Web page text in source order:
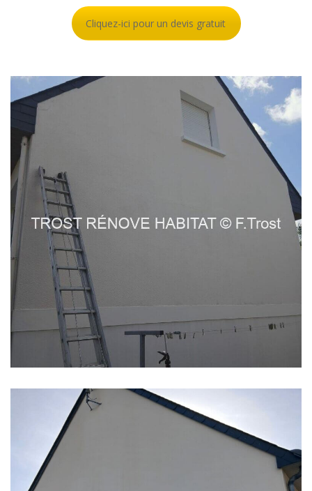
Cliquez-ici pour un devis gratuit
Application d’anti mousse
sur une façade à Trélazé
EN SAVOIR PLUS